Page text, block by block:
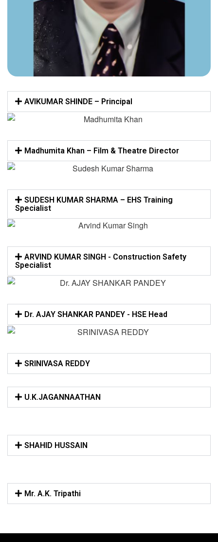
AVIKUMAR SHINDE – Principal
Madhumita Khan – Film & Theatre Director
SUDESH KUMAR SHARMA – EHS Training
Specialist
ARVIND KUMAR SINGH - Construction Safety
Specialist
Dr. AJAY SHANKAR PANDEY - HSE Head
SRINIVASA REDDY
U.K.JAGANNAATHAN
SHAHID HUSSAIN
Mr. A.K. Tripathi